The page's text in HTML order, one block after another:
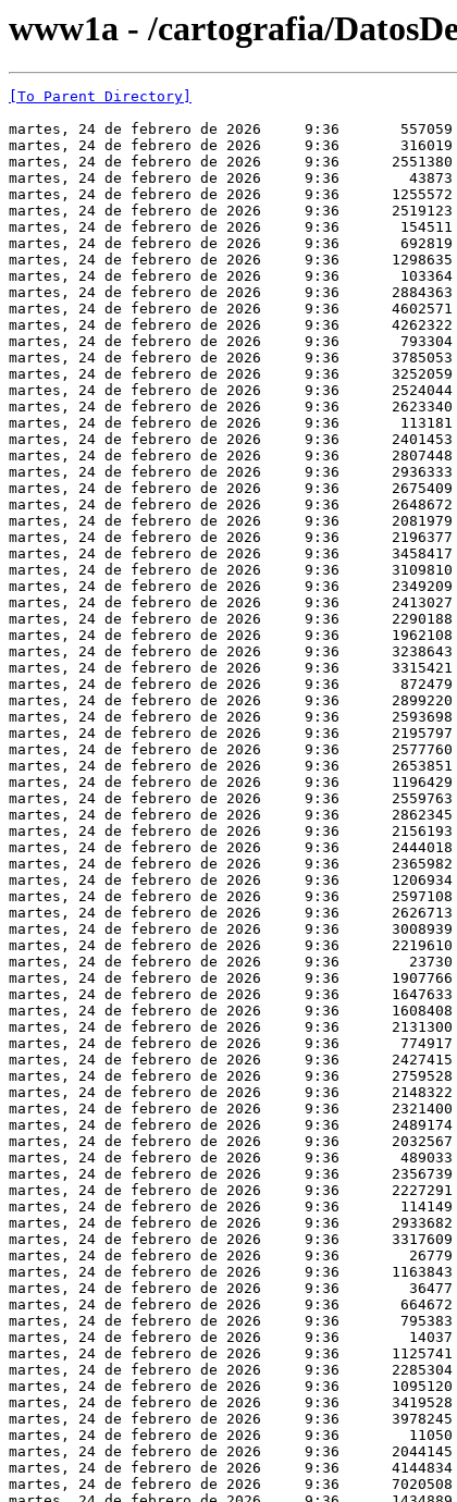
www1a - /cartografia/
[To Parent Directory]
martes, 24 de febrero de 2026     9:36       557059
martes, 24 de febrero de 2026     9:36       316019
martes, 24 de febrero de 2026     9:36      2551380
martes, 24 de febrero de 2026     9:36        43873
martes, 24 de febrero de 2026     9:36      1255572
martes, 24 de febrero de 2026     9:36      2519123
martes, 24 de febrero de 2026     9:36       154511
martes, 24 de febrero de 2026     9:36       692819
martes, 24 de febrero de 2026     9:36      1298635
martes, 24 de febrero de 2026     9:36       103364
martes, 24 de febrero de 2026     9:36      2884363
martes, 24 de febrero de 2026     9:36      4602571
martes, 24 de febrero de 2026     9:36      4262322
martes, 24 de febrero de 2026     9:36       793304
martes, 24 de febrero de 2026     9:36      3785053
martes, 24 de febrero de 2026     9:36      3252059
martes, 24 de febrero de 2026     9:36      2524044
martes, 24 de febrero de 2026     9:36      2623340
martes, 24 de febrero de 2026     9:36       113181
martes, 24 de febrero de 2026     9:36      2401453
martes, 24 de febrero de 2026     9:36      2807448
martes, 24 de febrero de 2026     9:36      2936333
martes, 24 de febrero de 2026     9:36      2675409
martes, 24 de febrero de 2026     9:36      2648672
martes, 24 de febrero de 2026     9:36      2081979
martes, 24 de febrero de 2026     9:36      2196377
martes, 24 de febrero de 2026     9:36      3458417
martes, 24 de febrero de 2026     9:36      3109810
martes, 24 de febrero de 2026     9:36      2349209
martes, 24 de febrero de 2026     9:36      2413027
martes, 24 de febrero de 2026     9:36      2290188
martes, 24 de febrero de 2026     9:36      1962108
martes, 24 de febrero de 2026     9:36      3238643
martes, 24 de febrero de 2026     9:36      3315421
martes, 24 de febrero de 2026     9:36       872479
martes, 24 de febrero de 2026     9:36      2899220
martes, 24 de febrero de 2026     9:36      2593698
martes, 24 de febrero de 2026     9:36      2195797
martes, 24 de febrero de 2026     9:36      2577760
martes, 24 de febrero de 2026     9:36      2653851
martes, 24 de febrero de 2026     9:36      1196429
martes, 24 de febrero de 2026     9:36      2559763
martes, 24 de febrero de 2026     9:36      2862345
martes, 24 de febrero de 2026     9:36      2156193
martes, 24 de febrero de 2026     9:36      2444018
martes, 24 de febrero de 2026     9:36      2365982
martes, 24 de febrero de 2026     9:36      1206934
martes, 24 de febrero de 2026     9:36      2597108
martes, 24 de febrero de 2026     9:36      2626713
martes, 24 de febrero de 2026     9:36      3008939
martes, 24 de febrero de 2026     9:36      2219610
martes, 24 de febrero de 2026     9:36        23730
martes, 24 de febrero de 2026     9:36      1907766
martes, 24 de febrero de 2026     9:36      1647633
martes, 24 de febrero de 2026     9:36      1608408
martes, 24 de febrero de 2026     9:36      2131300
martes, 24 de febrero de 2026     9:36       774917
martes, 24 de febrero de 2026     9:36      2427415
martes, 24 de febrero de 2026     9:36      2759528
martes, 24 de febrero de 2026     9:36      2148322
martes, 24 de febrero de 2026     9:36      2321400
martes, 24 de febrero de 2026     9:36      2489174
martes, 24 de febrero de 2026     9:36      2032567
martes, 24 de febrero de 2026     9:36       489033
martes, 24 de febrero de 2026     9:36      2356739
martes, 24 de febrero de 2026     9:36      2227291
martes, 24 de febrero de 2026     9:36       114149
martes, 24 de febrero de 2026     9:36      2933682
martes, 24 de febrero de 2026     9:36      3317609
martes, 24 de febrero de 2026     9:36        26779
martes, 24 de febrero de 2026     9:36      1163843
martes, 24 de febrero de 2026     9:36        36477
martes, 24 de febrero de 2026     9:36       664672
martes, 24 de febrero de 2026     9:36       795383
martes, 24 de febrero de 2026     9:36        14037
martes, 24 de febrero de 2026     9:36      1125741
martes, 24 de febrero de 2026     9:36      2285304
martes, 24 de febrero de 2026     9:36      1095120
martes, 24 de febrero de 2026     9:36      3419528
martes, 24 de febrero de 2026     9:36      3978245
martes, 24 de febrero de 2026     9:36        11050
martes, 24 de febrero de 2026     9:36      2044145
martes, 24 de febrero de 2026     9:36      4144834
martes, 24 de febrero de 2026     9:36      7020508